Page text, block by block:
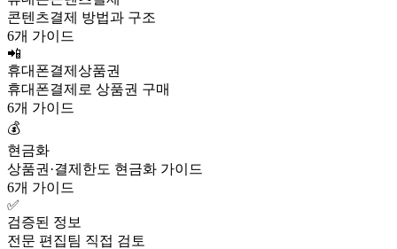
콘텐츠결제 방법과 구조
6개 가이드
📲
휴대폰결제상품권
휴대폰결제로 상품권 구매
6개 가이드
💰
현금화
상품권·결제한도 현금화 가이드
6개 가이드
✅
검증된 정보
전문 편집팀 직접 검토